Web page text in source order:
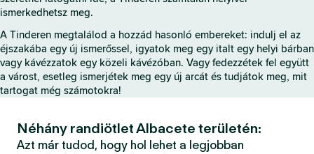
a
l
ismerkedhetsz meg.
A Tinderen megtalálod a hozzád hasonló embereket: indulj el az
éjszakába egy új ismerőssel, igyatok meg egy italt egy helyi bárban
vagy kávézzatok egy közeli kávézóban. Vagy fedezzétek fel együtt
a várost, esetleg ismerjétek meg egy új arcát és tudjátok meg, mit
tartogat még számotokra!
Néhány randiötlet Albacete területén:
Azt már tudod, hogy hol lehet a legjobban